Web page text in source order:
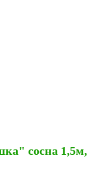
сосна 1,5м,